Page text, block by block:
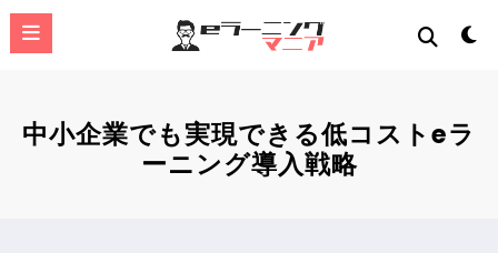
コ
テ
中小企業でも実現できる低コストeラ
ーニング導入戦略